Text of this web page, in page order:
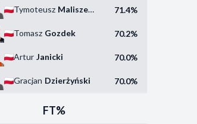
Tymoteusz Maliszewski 71.4%
Tomasz Gozdek 70.2%
Artur Janicki 70.0%
Gracjan Dzierżyński 70.0%
FT%